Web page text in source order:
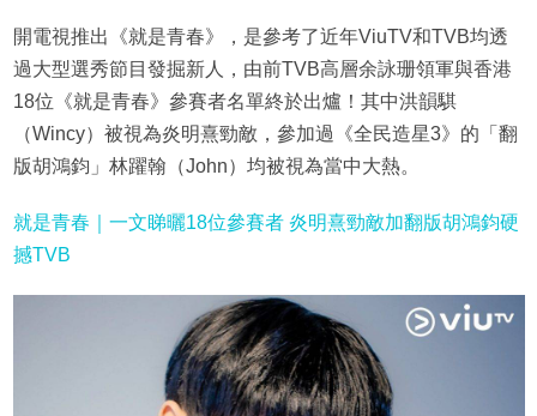
開電視推出《就是青春》，是參考了近年ViuTV和TVB均透
過大型選秀節目發掘新人，由前TVB高層余詠珊領軍與香港
18位《就是青春》參賽者名單終於出爐！其中洪韻騏
（Wincy）被視為炎明熹勁敵，參加過《全民造星3》的「翻
版胡鴻鈞」林躍翰（John）均被視為當中大熱。
就是青春｜一文睇曬18位參賽者 炎明熹勁敵加翻版胡鴻鈞硬
撼TVB